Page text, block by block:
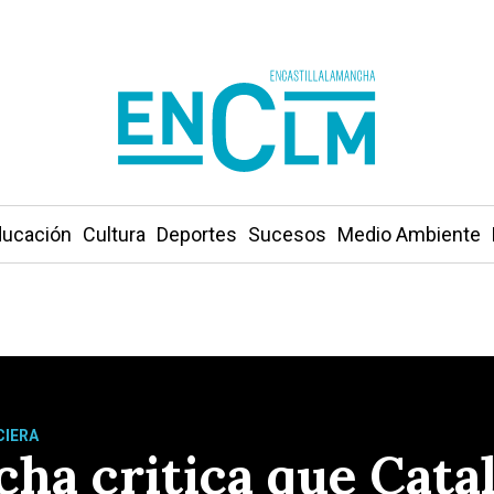
Cultura Deportes Sucesos Medio Ambiente
critica que